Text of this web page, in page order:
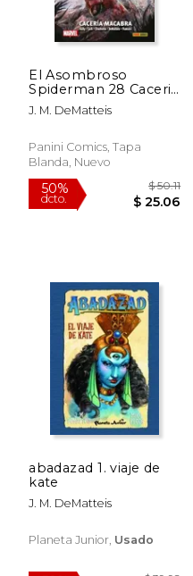
50%
dcto.
$ 19.69
El Asombroso
Spiderman 28 Caceria
Macabra Marvel Saga
tpb
J. M. DeMatteis
Panini Comics, Tapa
Blanda, Nuevo
abadazad 1. viaje de
kate
J. M. DeMatteis
Planeta Junior, Usado